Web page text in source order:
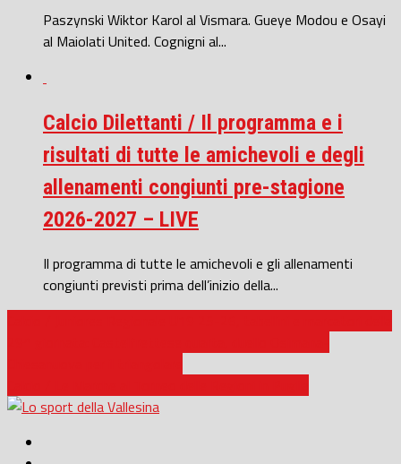
Paszynski Wiktor Karol al Vismara. Gueye Modou e Osayi
al Maiolati United. Cognigni al...
Calcio Dilettanti / Il programma e i
risultati di tutte le amichevoli e degli
allenamenti congiunti pre-stagione
2026-2027 – LIVE
Il programma di tutte le amichevoli e gli allenamenti
congiunti previsti prima dell’inizio della...